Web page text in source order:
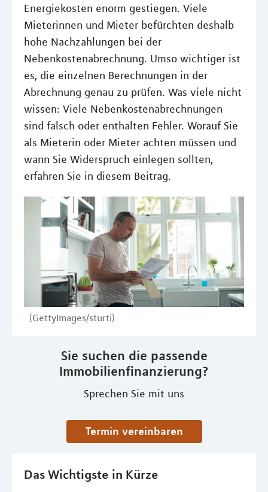
Energiekosten enorm gestiegen. Viele
Mieterinnen und Mieter befürchten deshalb
hohe Nachzahlungen bei der
Nebenkostenabrechnung. Umso wichtiger ist
es, die einzelnen Berechnungen in der
Abrechnung genau zu prüfen. Was viele nicht
wissen: Viele Nebenkostenabrechnungen
sind falsch oder enthalten Fehler. Worauf Sie
als Mieterin oder Mieter achten müssen und
wann Sie Widerspruch einlegen sollten,
erfahren Sie in diesem Beitrag.
(GettyImages/sturti)
Sie suchen die passende
Immobilienfinanzierung?
Sprechen Sie mit uns
Termin vereinbaren
Das Wichtigste in Kürze